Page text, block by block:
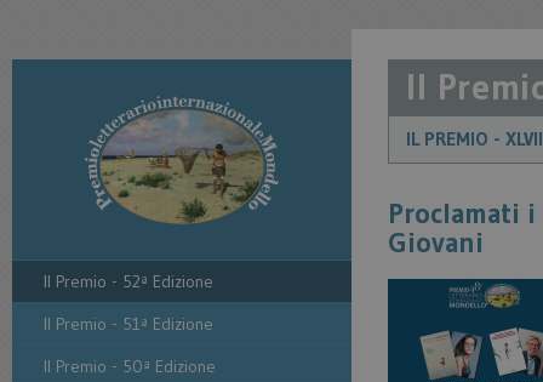
Il Premio - 52ª Edizione
Il Premio - 51ª Edizione
Il Premio - 50ª Edizione
Il
IL PREMIO -
Proclamati
Giovani